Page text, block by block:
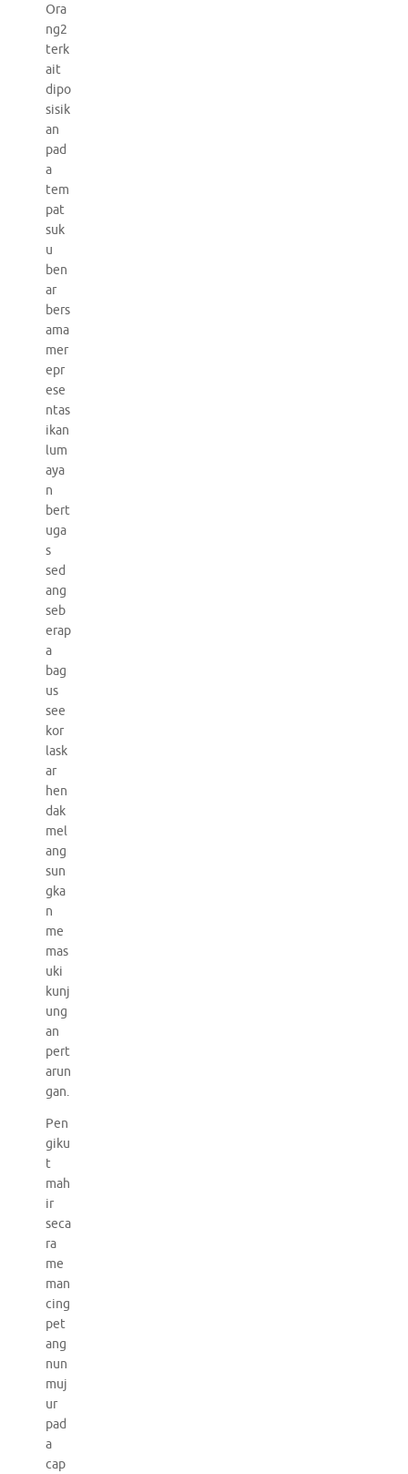
Ora
ng2
terk
ait
dipo
sisik
an
pad
a
tem
pat
suk
u
ben
ar
bers
ama
mer
epr
ese
ntas
ikan
lum
aya
n
bert
uga
s
sed
ang
seb
erap
a
bag
us
see
kor
lask
ar
hen
dak
mel
ang
sun
gka
n
me
mas
uki
kunj
ung
an
pert
arun
gan.
Pen
giku
t
mah
ir
seca
ra
me
man
cing
pet
ang
nun
muj
ur
pad
a
cap